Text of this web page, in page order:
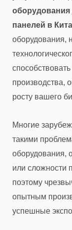
оборудования
панелей в
оборудования,
производства,
росту вашего
Многие
такими
оборудования,
или сложности
поэтому
опытным
успешные